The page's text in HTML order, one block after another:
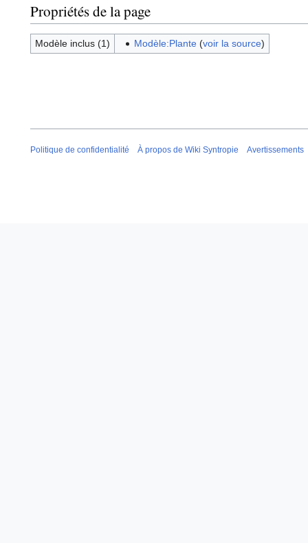
Propriétés de la page
Modèle inclus (1) Modèle:Plante(voir la source)
Politique de confidentialité À propos de Wiki Syntropie Avertissements